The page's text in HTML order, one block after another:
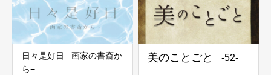
日々是好日 −画家の書斎か
ら−
美のことごと -52-